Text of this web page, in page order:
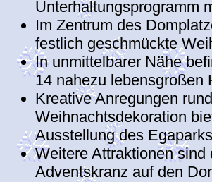
Unterhaltungsprogramm
Im Zentrum des
festlich geschmückte
In unmittelbarer Nähe
14 nahezu lebensgroßen
Kreative Anregungen
Weihnachtsdekoration
Ausstellung des
Weitere Attraktionen
Adventskranz auf den